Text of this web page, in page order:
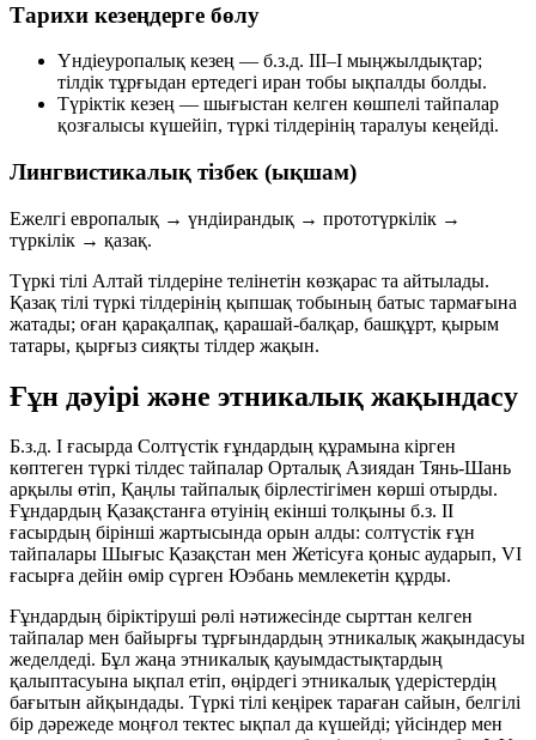
Тарихи кезеңдерге бөлу
Үндіеуропалық кезең — б.з.д. III–I мыңжылдықтар;
тілдік тұрғыдан ертедегі иран тобы ықпалды болды.
Түріктік кезең — шығыстан келген көшпелі тайпалар
қозғалысы күшейіп, түркі тілдерінің таралуы кеңейді.
Лингвистикалық тізбек (ықшам)
Ежелгі европалық → үндіирандық → прототүркілік →
түркілік → қазақ.
Түркі тілі Алтай тілдеріне телінетін көзқарас та айтылады.
Қазақ тілі түркі тілдерінің қыпшақ тобының батыс тармағына
жатады; оған қарақалпақ, қарашай-балқар, башқұрт, қырым
татары, қырғыз сияқты тілдер жақын.
Ғұн дәуірі және этникалық жақындасу
Б.з.д. I ғасырда Солтүстік ғұндардың құрамына кірген
көптеген түркі тілдес тайпалар Орталық Азиядан Тянь-Шань
арқылы өтіп, Қаңлы тайпалық бірлестігімен көрші отырды.
Ғұндардың Қазақстанға өтуінің екінші толқыны б.з. II
ғасырдың бірінші жартысында орын алды: солтүстік ғұн
тайпалары Шығыс Қазақстан мен Жетісуға қоныс аударып, VI
ғасырға дейін өмір сүрген Юэбань мемлекетін құрды.
Ғұндардың біріктіруші рөлі нәтижесінде сырттан келген
тайпалар мен байырғы тұрғындардың этникалық жақындасуы
жеделдеді. Бұл жаңа этникалық қауымдастықтардың
қалыптасуына ықпал етіп, өңірдегі этникалық үдерістердің
бағытын айқындады. Түркі тілі кеңірек тараған сайын, белгілі
бір дәрежеде моңғол тектес ықпал да күшейді; үйсіндер мен